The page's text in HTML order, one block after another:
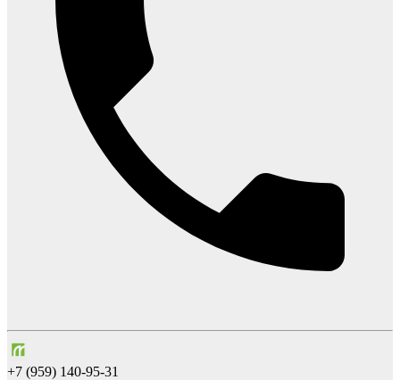
+7 (959) 140-95-31